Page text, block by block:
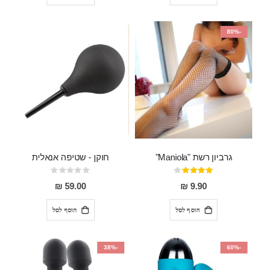
-80%
גרביון רשת "Maniola"
דירוג:
80%
9.90 ₪
הוסף לסל
חוקן - שטיפה אנאלית
Rating:
0%
59.00 ₪
הוסף לסל
-60%
-38%